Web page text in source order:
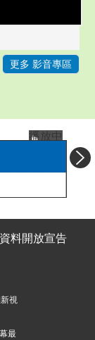
更多 影音專區
播放中
料開放宣告
視
最